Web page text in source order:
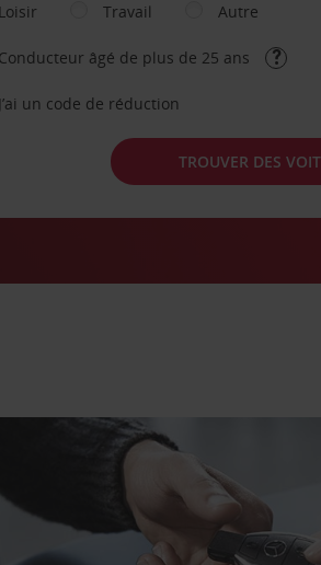
Loisir
Travail Autre
Conducteur âgé de plus de 25 ans
J’ai un code de réduction
TROUVER DES